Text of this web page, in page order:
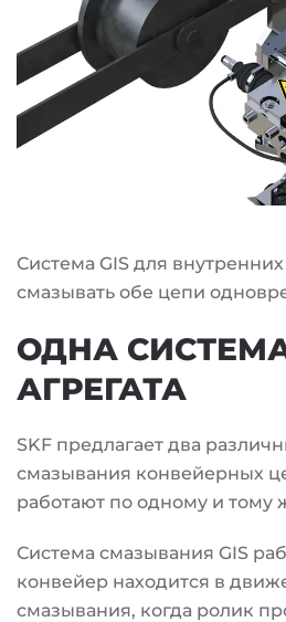
Система GIS для
смазывать обе цепи
ОДНА
АГРЕГАТА
SKF предлагает два
смазывания конвейерных
работают по одному и тому
Система смазывания GIS
конвейер находится в
смазывания, когда ролик